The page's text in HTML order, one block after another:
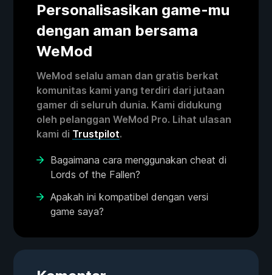
Personalisasikan game-mu
dengan aman bersama
WeMod
WeMod selalu aman dan gratis berkat
komunitas kami yang terdiri dari jutaan
gamer di seluruh dunia. Kami didukung
oleh pelanggan WeMod Pro. Lihat ulasan
kami di Trustpilot.
Bagaimana cara menggunakan cheat di
Lords of the Fallen?
Apakah ini kompatibel dengan versi
game saya?